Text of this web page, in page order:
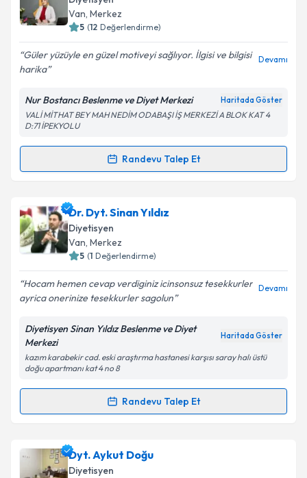
takvim hazırlandığında e-posta ile bilgilendireceğiz.
Kişisel verilerimin işlenmesine ilişkin
Aydınlatma
Metni'ni okudum ve kişisel verilerimin belirtilen
kapsamda işlenmesini kabul ediyorum.
Takvim Talebini Gönder
Van, Merkez
5 (12 Değerlendirme)
Güler yüzüyle en güzel motiveyi sağlıyor. İlgisi ve bilgisi
harika
Devamı
Nur Bostancı Beslenme ve Diyet Merkezi Haritada Göster
VALİ MİTHAT BEY MAH NEDİM ODABAŞI İŞ MERKEZİ A BLOK KAT 4
D:71 İPEKYOLU
Randevu Talep Et
Randevu Takvimi Talebi
Dyt. Nur Bostancıiçin randevu takvimi talebi
oluşturun. Size bu uzmandan randevu almanız için bir
takvim hazırlandığında e-posta ile bilgilendireceğiz.
Kişisel verilerimin işlenmesine ilişkin
Aydınlatma
kapsamda işlenmesini kabul ediyorum.
Takvim Talebini Gönder
Dr. Dyt. Sinan Yıldız
Diyetisyen
Van, Merkez
5 (1 Değerlendirme)
Hocam hemen cevap verdiginiz icinsonsuz tesekkurler
ayrica onerinize tesekkurler sagolun
Devamı
Diyetisyen Sinan Yıldız Beslenme ve Diyet
Merkezi
Haritada Göster
kazım karabekir cad. eski araştırma hastanesi karşısı saray halı üstü
doğu apartmanı kat 4 no 8
Randevu Talep Et
Randevu Takvimi Talebi
Dr. Dyt. Sinan Yıldıziçin randevu takvimi talebi
oluşturun. Size bu uzmandan randevu almanız için bir
Dyt. Aykut Doğu
Diyetisyen